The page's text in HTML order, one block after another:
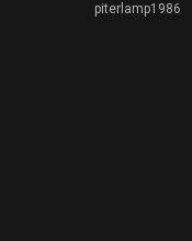
piterlamp1986